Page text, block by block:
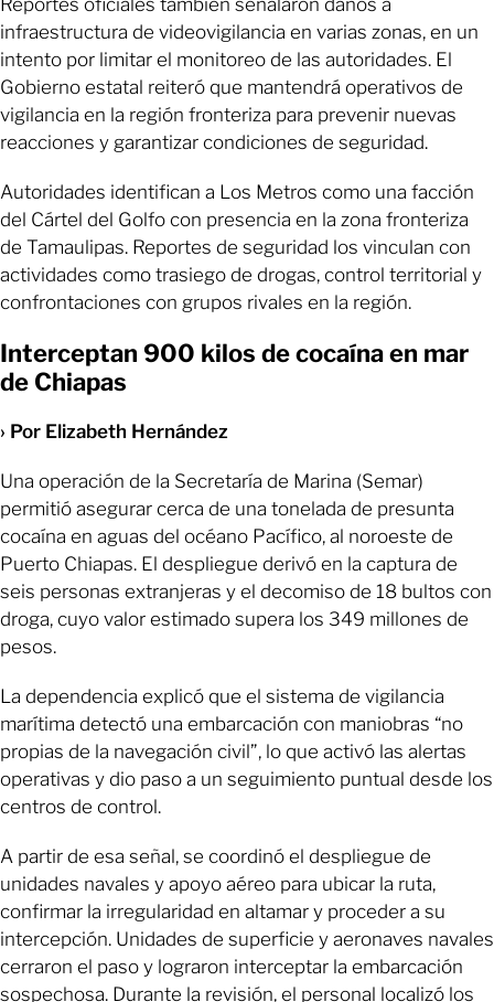
infraestructura de videovigilancia en varias zonas, en un
intento por limitar el monitoreo de las autoridades. El
Gobierno estatal reiteró que mantendrá operativos de
vigilancia en la región fronteriza para prevenir nuevas
reacciones y garantizar condiciones de seguridad.
Autoridades identifican a Los Metros como una facción
del Cártel del Golfo con presencia en la zona fronteriza
de Tamaulipas. Reportes de seguridad los vinculan con
actividades como trasiego de drogas, control territorial y
confrontaciones con grupos rivales en la región.
Interceptan 900 kilos de cocaína en mar
de Chiapas
› Por Elizabeth Hernández
Una operación de la Secretaría de Marina (Semar)
permitió asegurar cerca de una tonelada de presunta
cocaína en aguas del océano Pacífico, al noroeste de
Puerto Chiapas. El despliegue derivó en la captura de
seis personas extranjeras y el decomiso de 18 bultos con
droga, cuyo valor estimado supera los 349 millones de
pesos.
La dependencia explicó que el sistema de vigilancia
marítima detectó una embarcación con maniobras “no
propias de la navegación civil”, lo que activó las alertas
operativas y dio paso a un seguimiento puntual desde los
centros de control.
A partir de esa señal, se coordinó el despliegue de
unidades navales y apoyo aéreo para ubicar la ruta,
confirmar la irregularidad en altamar y proceder a su
intercepción. Unidades de superficie y aeronaves navales
cerraron el paso y lograron interceptar la embarcación
sospechosa. Durante la revisión, el personal localizó los